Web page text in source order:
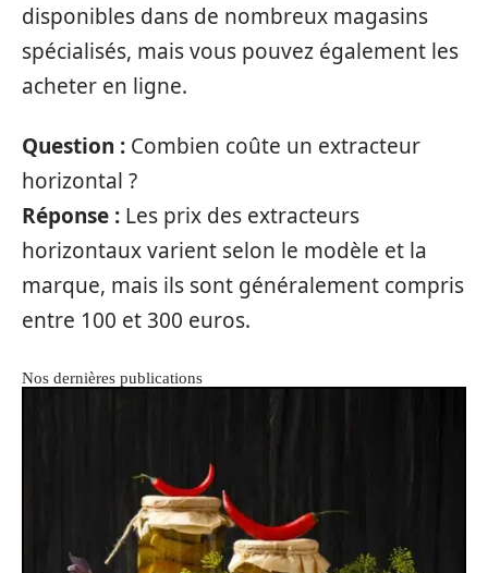
disponibles dans de nombreux magasins
spécialisés, mais vous pouvez également les
acheter en ligne.
Question : Combien coûte un extracteur
horizontal ?
Réponse : Les prix des extracteurs
horizontaux varient selon le modèle et la
marque, mais ils sont généralement compris
entre 100 et 300 euros.
Nos dernières publications